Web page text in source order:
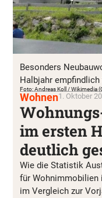
Besonders
Halbjahr empfindlich
Foto: Andreas Koll / Wikimedia
Wohnen1. Oktober
im ersten
deutlich
Wie die Statistik
für Wohnimmobilien
im Vergleich zur